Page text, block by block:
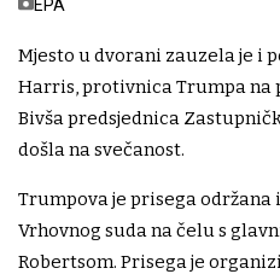
EPA
Mjesto u dvorani zauzela je i
Harris, protivnica Trumpa na
Bivša predsjednica
došla na svečanost.
Trumpova je prisega održana
Vrhovnog suda na čelu s
Robertsom. Prisega je